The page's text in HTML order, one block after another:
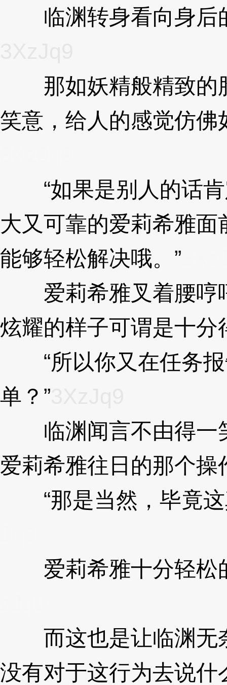
临渊转身看向身后
那如妖精般精致的
笑意，给人的感觉仿
“如果是别人的话肯
大又可靠的爱莉希雅
能够轻松解决哦。”
爱莉希雅叉着腰哼
炫耀的样子可谓是十分
“所以你又在任务报
单？”
临渊闻言不由得一
爱莉希雅往日的那个操
“那是当然，毕竟这
爱莉希雅十分轻松
而这也是让临渊无
没有对于这行为去说什